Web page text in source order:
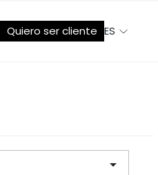
Quiero ser cliente ES
